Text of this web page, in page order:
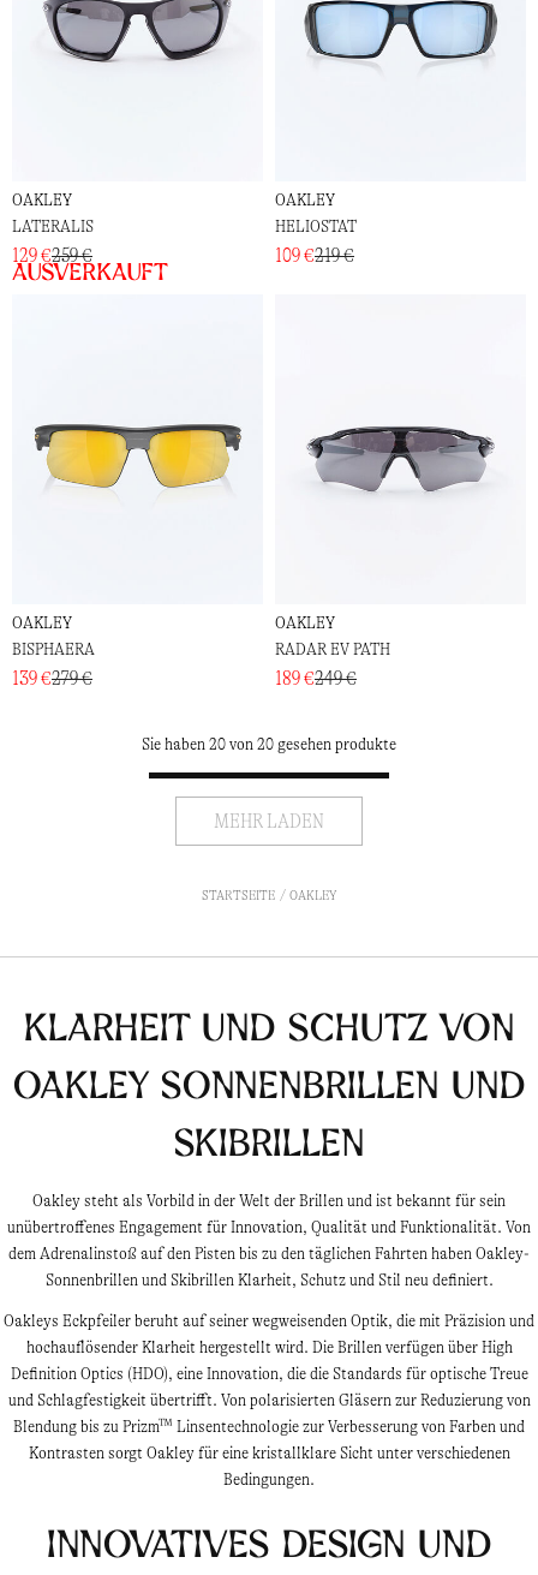
OAKLEY
LATERALIS
129 €259 €
Ausverkauft
OAKLEY
HELIOSTAT
109 €219 €
OAKLEY
BISPHAERA
139 €279 €
OAKLEY
RADAR EV PATH
189 €249 €
Sie haben 20 von 20 gesehen produkte
MEHR LADEN
STARTSEITE OAKLEY
Klarheit und Schutz von
Oakley Sonnenbrillen und
Skibrillen
Oakley steht als Vorbild in der Welt der Brillen und ist bekannt für sein
unübertroffenes Engagement für Innovation, Qualität und Funktionalität. Von
dem Adrenalinstoß auf den Pisten bis zu den täglichen Fahrten haben Oakley-
Sonnenbrillen und Skibrillen Klarheit, Schutz und Stil neu definiert.
Oakleys Eckpfeiler beruht auf seiner wegweisenden Optik, die mit Präzision und
hochauflösender Klarheit hergestellt wird. Die Brillen verfügen über High
Definition Optics (HDO), eine Innovation, die die Standards für optische Treue
und Schlagfestigkeit übertrifft. Von polarisierten Gläsern zur Reduzierung von
Blendung bis zu Prizm™ Linsentechnologie zur Verbesserung von Farben und
Kontrasten sorgt Oakley für eine kristallklare Sicht unter verschiedenen
Bedingungen.
Innovatives Design und